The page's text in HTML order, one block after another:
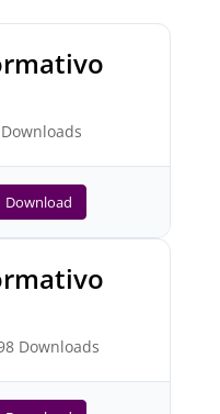
Download
Downloads